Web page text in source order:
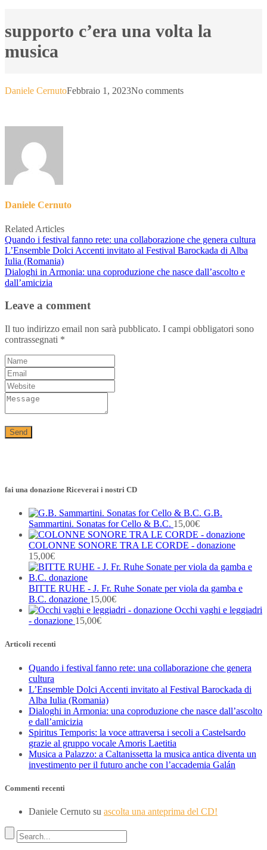
supporto c’era una volta la
musica
Daniele CernutoFebbraio 1, 2023No comments
Daniele Cernuto
Related Articles
Quando i festival fanno rete: una collaborazione che genera cultura
L’Ensemble Dolci Accenti invitato al Festival Barockada di Alba
Iulia (Romania)
Dialoghi in Armonia: una coproduzione che nasce dall’ascolto e
dall’amicizia
Leave a comment
Il tuo indirizzo email non sarà pubblicato. I campi obbligatori sono
contrassegnati *
fai una donazione Riceverai i nostri CD
G.B.
Sammartini. Sonatas for Cello & B.C. 15,00€
COLONNE SONORE TRA LE CORDE - donazione
15,00€
BITTE RUHE - J. Fr. Ruhe Sonate per viola da gamba e
B.C. donazione 15,00€
Occhi vaghi e leggiadri
- donazione 15,00€
Articoli recenti
Quando i festival fanno rete: una collaborazione che genera
cultura
L’Ensemble Dolci Accenti invitato al Festival Barockada di
Alba Iulia (Romania)
Dialoghi in Armonia: una coproduzione che nasce dall’ascolto
e dall’amicizia
Spiritus Temporis: la voce attraversa i secoli a Castelsardo
grazie al gruppo vocale Amoris Laetitia
Musica a Palazzo: a Caltanissetta la musica antica diventa un
investimento per il futuro anche con l’accademia Galán
Commenti recenti
Daniele Cernuto su ascolta una anteprima del CD!